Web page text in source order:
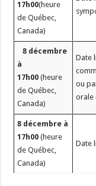
17h00(heure
de Québec,
Canada)
8 décembre
à
17h00 (heure
de Québec,
Canada)
Date
ou
orale
8 décembre à
17h00 (heure
de Québec,
Canada)
Date